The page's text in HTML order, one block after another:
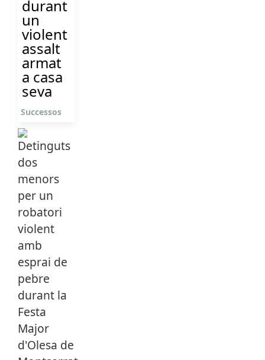
durant
un
violent
assalt
armat
a casa
seva
Successos